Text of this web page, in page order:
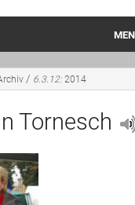
/ 6.3.12: 2014
Tornesch